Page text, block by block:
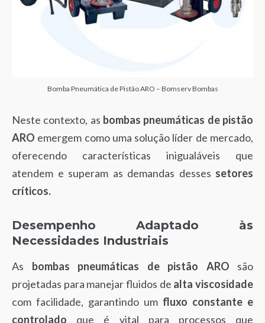
Bomba Pneumática de Pistão ARO – Bomserv Bombas
Neste contexto, as bombas pneumáticas de pistão
ARO emergem como uma solução líder de mercado,
oferecendo características inigualáveis que
atendem e superam as demandas desses setores
críticos.
Desempenho Adaptado às
Necessidades Industriais
As bombas pneumáticas de pistão ARO são
projetadas para manejar fluidos de alta viscosidade
com facilidade, garantindo um fluxo constante e
controlado que é vital para processos que